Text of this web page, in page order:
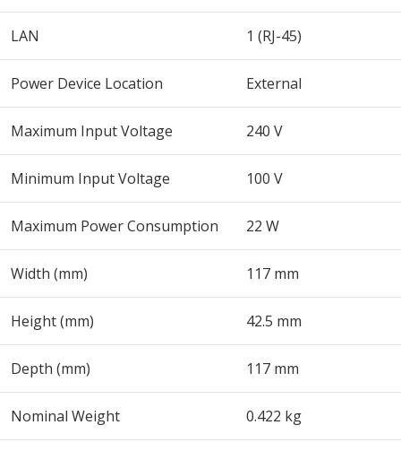
LAN 1 (RJ-45)
Power Device Location External
Maximum Input Voltage 240 V
Minimum Input Voltage 100 V
Maximum Power Consumption 22 W
Width (mm) 117 mm
Height (mm) 42.5 mm
Depth (mm) 117 mm
Nominal Weight 0.422 kg